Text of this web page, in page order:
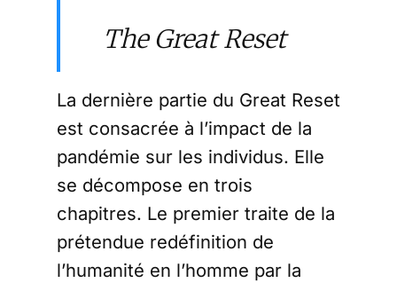
The Great Reset
La dernière partie du Great Reset
est consacrée à l’impact de la
pandémie sur les individus. Elle
se décompose en trois
chapitres. Le premier traite de la
prétendue redéfinition de
l’humanité en l’homme par la